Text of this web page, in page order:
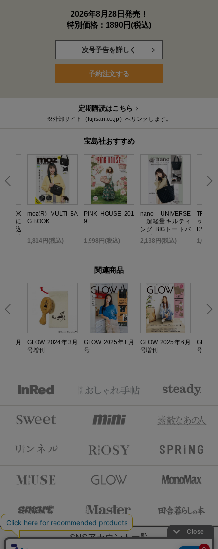
2026年8月28日発売！
特別価格：1890円(税込)
次号予告を詳しく
予約注文する
定期購読はこちら
※外部サイト（fujisan.co.jp）へリンクします。
宝島社おすすめ
BOOK
限に
れ込
moz(R) MULTI BA
G BOOK
1,814円(税込)
PINK HOUSE 201
9
1,998円(税込)
nano UNIVERSE
超軽量キルティ
ング BIGトートバ
ッグBOOK
2,138円(税込)
TRF イ
ゥ・ダ
DVD
TOP
1,058
関連商品
年5月
GLOW 2024年3月
号増刊
GLOW 2025年8月
号
GLOW 2025年6月
号増刊
GLOW
号増刊
SNSアカウントー覧